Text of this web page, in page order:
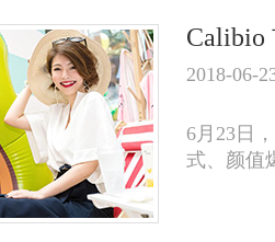
Calibio
2018-06-
6月23日
式、颜值